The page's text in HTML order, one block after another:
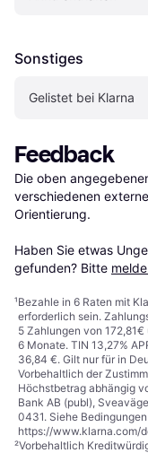
Sonstiges
Gelistet bei Klarna
Feedback
Die oben
verschiedenen
Orientierung.
Haben Sie etwas
gefunden? Bitte
¹Bezahle in 6 Raten mit
erforderlich sein.
5 Zahlungen von
6 Monate. TIN 13,27%
36,84 €. Gilt nur für in
Vorbehaltlich der
Höchstbetrag abhängig
Bank AB (publ),
0431. Siehe
https://www.klarna.com/
²Vorbehaltlich